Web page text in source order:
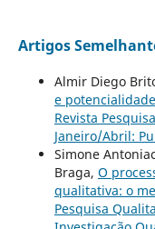
Artigos
Almir Diego
e
Revista
Janeiro/Abril:
Simone
Braga, O
qualitativa: o
Pesquisa